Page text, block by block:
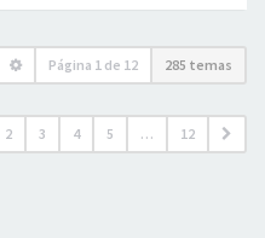
Página 1 de 12 285 temas
2 3 4 5 … 12